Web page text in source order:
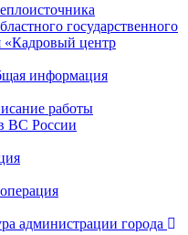
государственного
«Кадровый центр
информация
работы
ВС России
администрации города